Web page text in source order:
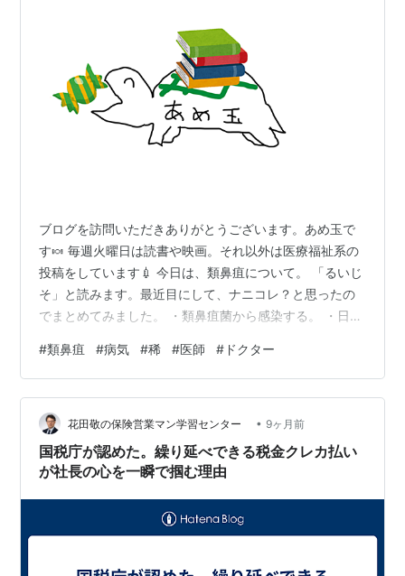
ブログを訪問いただきありがとうございます。あめ玉で
す🍬 毎週火曜日は読書や映画。それ以外は医療福祉系の
投稿をしています💉 今日は、類鼻疽について。 「るいじ
そ」と読みます。最近目にして、ナニコレ？と思ったの
でまとめてみました。 ・類鼻疽菌から感染する。 ・日本
られる。 ・類鼻疽は四類感染症であり、医師は診断後直
ちに届出が必要。 ・主な感染経路は、土壌や地表水との
接触（傷口から侵入）、粉じんの吸入、汚染された水の
飲水など ・通常の潜伏期間は 3〜21日程度だが、まれに
数年後に発症することもある 【症状】 ・皮膚症状：小さ
な結節、リンパ節炎、発熱を…
#類鼻疽 #病気 #稀 #医師 # ドクター
花田敬の保険営業マン学習センター • 9ヶ月前
国税庁が認めた。繰り延べできる税金クレカ払い
が社長の心を一瞬で掴む理由